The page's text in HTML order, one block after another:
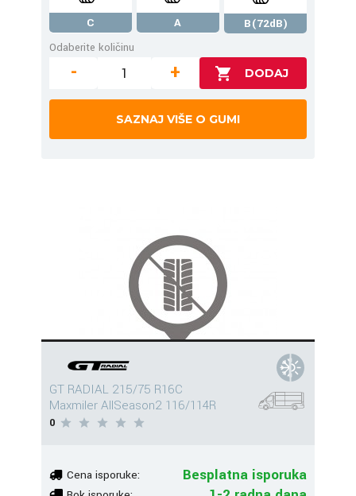
C A
B(72dB)
Odaberite količinu
- +
SAZNAJ VIŠE O GUMI
GT RADIAL 215/75 R16C
Maxmiler AllSeason2 116/114R
0
Cena isporuke: Besplatna isporuka